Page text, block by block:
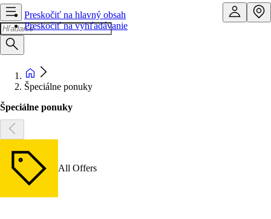
Preskočiť na hlavný obsah
Preskočiť na vyhľadávanie
Špeciálne ponuky
Špeciálne ponuky
All Offers